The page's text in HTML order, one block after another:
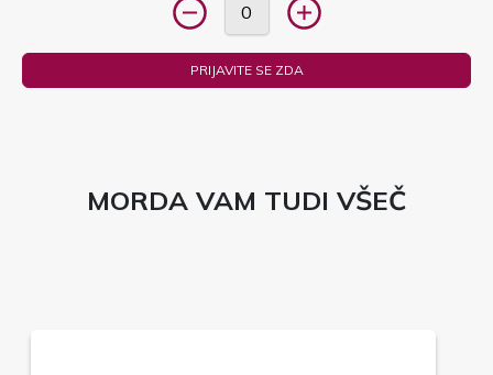
PRIJAVITE SE ZDA
MORDA VAM TUDI VŠEČ